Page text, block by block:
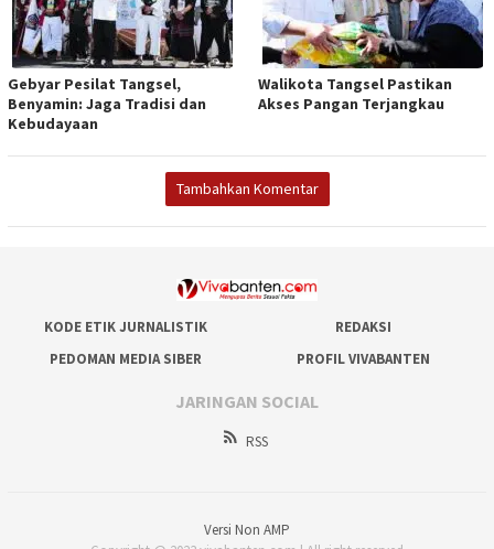
Gebyar Pesilat Tangsel,
Benyamin: Jaga Tradisi dan
Kebudayaan
Walikota Tangsel Pastikan
Akses Pangan Terjangkau
Tambahkan Komentar
KODE ETIK JURNALISTIK
REDAKSI
PEDOMAN MEDIA SIBER
PROFIL VIVABANTEN
JARINGAN SOCIAL
RSS
Versi Non AMP